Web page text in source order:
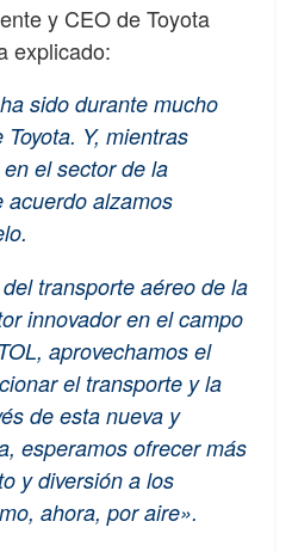
y CEO de Toyota
explicado:
sido durante mucho
Y, mientras
el sector de la
acuerdo alzamos
transporte aéreo de la
innovador en el campo
aprovechamos el
el transporte y la
de esta nueva y
esperamos ofrecer más
y diversión a los
ahora, por aire».